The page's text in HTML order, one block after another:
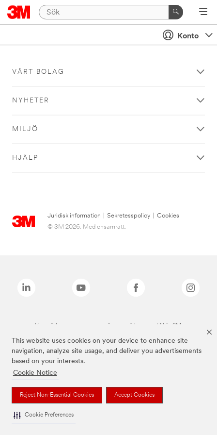
This website uses cookies on your device to enhance site
navigation, analyze site usage, and deliver you advertisements
based on your interests.
Cookie Notice
Reject Non-Essential Cookies Accept Cookies
Cookie Preferences
Konto
VÅRT BOLAG
NYHETER
MILJÖ
HJÄLP
Juridisk information Sekretesspolicy
Cookies
© 3M 2026. Med ensamrätt.
Varumärken som anges ovan är varumärken som tillhör 3M.